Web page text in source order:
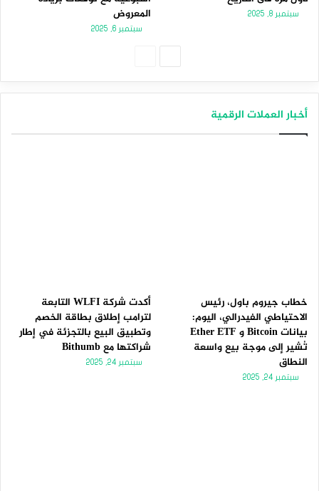
سبتمبر 8, 2025
المعروض
سبتمبر 6, 2025
أخبار العملات الرقمية
خطاب جيروم باول، رئيس
الاحتياطي الفيدرالي، اليوم:
بيانات Bitcoin و Ether ETF
تُشير إلى موجة بيع واسعة
النطاق
سبتمبر 24, 2025
أكدت شركة WLFI التابعة
لترامب إطلاق بطاقة الخصم
وتطبيق البيع بالتجزئة في إطار
شراكتها مع Bithumb
سبتمبر 24, 2025